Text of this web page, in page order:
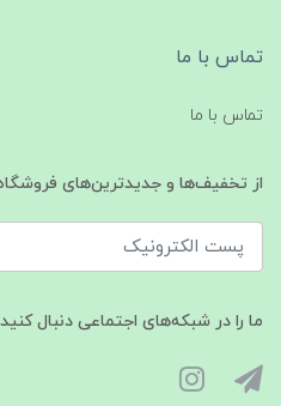
تماس با ما
تماس با ما
از تخفیف‌ها و جدیدترین‌های
ما را در شبکه‌های اجتماعی دنبال